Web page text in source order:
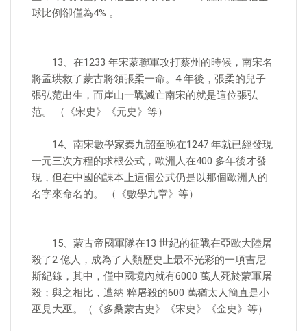
球比例卻僅為4% 。
13、在1233 年宋蒙聯軍攻打蔡州的時候，南宋名
將孟珙救了蒙古將領張柔一命。4 年後，張柔的兒子
張弘范出生，而崖山一戰滅亡南宋的就是這位張弘
范。 （《宋史》《元史》等）
14、南宋數學家秦九韶至晚在1247 年就已經發現
一元三次方程的求根公式，歐洲人在400 多年後才發
現，但在中國的課本上這個公式仍是以那個歐洲人的
名字來命名的。 （《數學九章》等）
15、蒙古帝國軍隊在13 世紀的征戰在亞歐大陸屠
殺了2 億人，成為了人類歷史上最不光彩的一項吉尼
斯紀錄，其中，僅中國境內就有6000 萬人死於蒙軍屠
殺；與之相比，遭納 粹屠殺的600 萬猶太人簡直是小
巫見大巫。（《多桑蒙古史》《宋史》《金史》等）